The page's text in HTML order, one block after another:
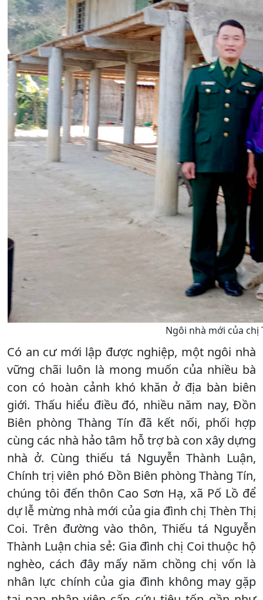
Ngôi nhà mới của chị
Có an cư mới lập được nghiệp, một ngôi nhà
vững chãi luôn là mong muốn của nhiều bà
con có hoàn cảnh khó khăn ở địa bàn biên
giới. Thấu hiểu điều đó, nhiều năm nay, Đồn
Biên phòng Thàng Tín đã kết nối, phối hợp
cùng các nhà hảo tâm hỗ trợ bà con xây dựng
nhà ở. Cùng thiếu tá Nguyễn Thành Luận,
Chính trị viên phó Đồn Biên phòng Thàng Tín,
chúng tôi đến thôn Cao Sơn Hạ, xã Pố Lồ để
dự lễ mừng nhà mới của gia đình chị Thèn Thị
Coi. Trên đường vào thôn, Thiếu tá Nguyễn
Thành Luận chia sẻ: Gia đình chị Coi thuộc hộ
nghèo, cách đây mấy năm chồng chị vốn là
nhân lực chính của gia đình không may gặp